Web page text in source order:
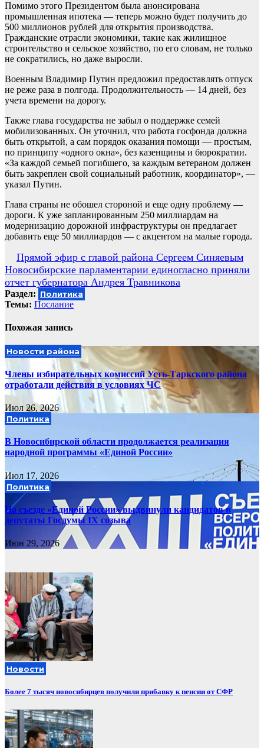
Помимо этого Президентом была анонсирована
промышленная ипотека — теперь можно будет получить до
500 миллионов рублей для открытия производства.
Гражданские отрасли экономики, такие как жилищное
строительство и сельское хозяйство, по его словам, не только
не сократились, но даже выросли.
Военным Владимир Путин предложил предоставлять отпуск
не реже раза в полгода. Продолжительность — 14 дней, без
учета времени на дорогу.
Также глава государства не забыл о поддержке семей
мобилизованных. Он уточнил, что работа госфонда должна
быть открытой, а сам порядок оказания помощи — простым,
по принципу «одного окна», без казенщины и бюрократии.
«За каждой семьей погибшего, за каждым ветераном должен
быть закреплен свой социальный работник, координатор», —
указал Путин.
Глава страны не обошел стороной и еще одну проблему —
дороги. К уже запланированным 250 миллиардам на
модернизацию дорожной инфраструктуры он предлагает
добавить еще 50 миллиардов — с акцентом на малые города.
Навигация
по
записям
Прямой эфир с главой района Сергеем Синяевым
Новосибирские парламентарии единогласно приняли
отчет губернатора Андрея Травникова
Раздел: Политика
Темы: Послание
Похожая запись
Новости района
Члены избирательных комиссий Усть-Таркского района
отработали действия в условиях ЧС
Июл 26, 2026
Политика
В Новосибирской области продолжается реализация
народной программы «Единой России»
Июл 17, 2026
Политика
На съезде «Единой России» выдвинули кандидатов в
депутаты Госдумы IX созыва
Июн 29, 2026
Новости
Более 7 тысяч новосибирцев получили прибавку к пенсии от СФР